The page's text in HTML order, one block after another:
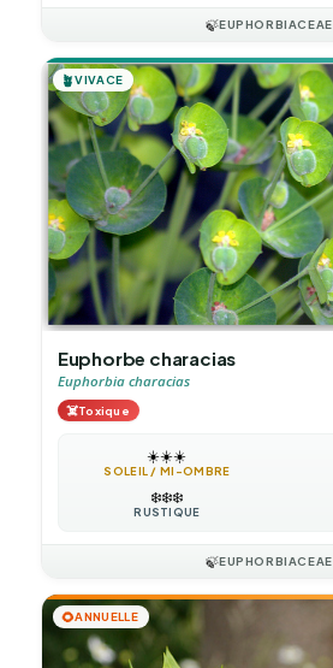
🍃EUPHORBIACEAE
🪴VIVACE
Euphorbe characias
Euphorbia characias
☠️Toxique
☀️☀️☀️
SOLEIL / MI-OMBRE
❄️❄️❄️
RUSTIQUE
🍃EUPHORBIACEAE
🌻ANNUELLE